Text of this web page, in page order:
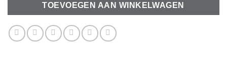
TOEVOEGEN AAN WINKELWAGEN